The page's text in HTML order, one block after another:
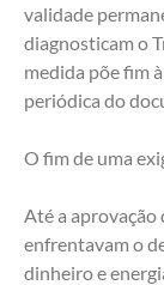
validade
diagnosticam o
medida põe fim
periódica do
O fim de uma
Até a aprovação
enfrentavam o
dinheiro e